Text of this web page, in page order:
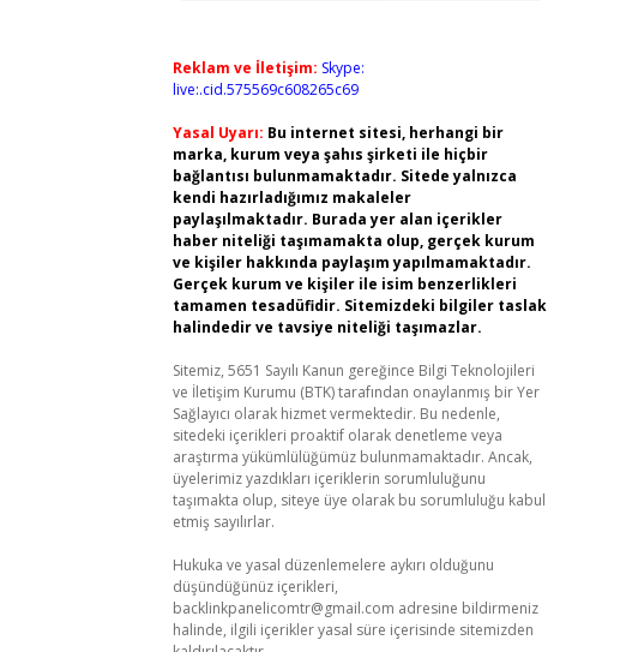
Reklam ve İletişim: Skype:
live:.cid.575569c608265c69
Yasal Uyarı: Bu internet sitesi, herhangi bir
marka, kurum veya şahıs şirketi ile hiçbir
bağlantısı bulunmamaktadır. Sitede yalnızca
kendi hazırladığımız makaleler
paylaşılmaktadır. Burada yer alan içerikler
haber niteliği taşımamakta olup, gerçek kurum
ve kişiler hakkında paylaşım yapılmamaktadır.
Gerçek kurum ve kişiler ile isim benzerlikleri
tamamen tesadüfidir. Sitemizdeki bilgiler taslak
halindedir ve tavsiye niteliği taşımazlar.
Sitemiz, 5651 Sayılı Kanun gereğince Bilgi Teknolojileri
ve İletişim Kurumu (BTK) tarafından onaylanmış bir Yer
Sağlayıcı olarak hizmet vermektedir. Bu nedenle,
sitedeki içerikleri proaktif olarak denetleme veya
araştırma yükümlülüğümüz bulunmamaktadır. Ancak,
üyelerimiz yazdıkları içeriklerin sorumluluğunu
taşımakta olup, siteye üye olarak bu sorumluluğu kabul
etmiş sayılırlar.
Hukuka ve yasal düzenlemelere aykırı olduğunu
düşündüğünüz içerikleri,
backlinkpanelicomtr@gmail.com adresine bildirmeniz
halinde, ilgili içerikler yasal süre içerisinde sitemizden